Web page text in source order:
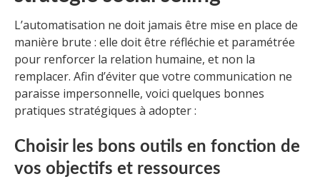
L’automatisation ne doit jamais être mise en place de
manière brute : elle doit être réfléchie et paramétrée
pour renforcer la relation humaine, et non la
remplacer. Afin d’éviter que votre communication ne
paraisse impersonnelle, voici quelques bonnes
pratiques stratégiques à adopter :
Choisir les bons outils en fonction de
vos objectifs et ressources